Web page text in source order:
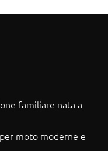
familiare nata a
moto moderne e